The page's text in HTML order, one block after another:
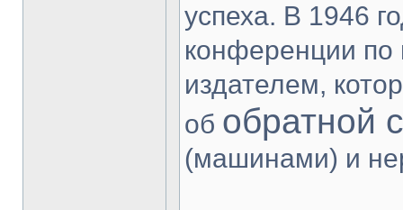
успеха. В 1946
конференции по
издателем,
об обратной
(машинами) и